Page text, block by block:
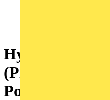
Polzahl: 5,